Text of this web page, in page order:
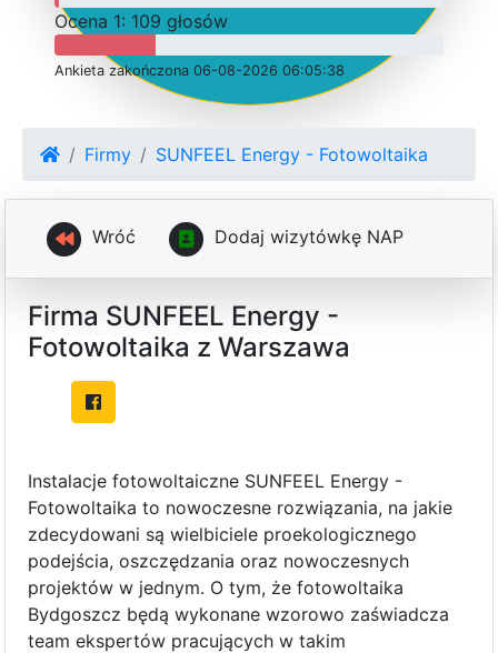
Ocena 1: 109 głosów
Ankieta zakończona 06-08-2026 06:05:38
Firmy SUNFEEL Energy - Fotowoltaika
Wróć Dodaj wizytówkę NAP
Firma SUNFEEL Energy -
Fotowoltaika z Warszawa
Instalacje fotowoltaiczne SUNFEEL Energy -
Fotowoltaika to nowoczesne rozwiązania, na jakie
zdecydowani są wielbiciele proekologicznego
podejścia, oszczędzania oraz nowoczesnych
projektów w jednym. O tym, że fotowoltaika
Bydgoszcz będą wykonane wzorowo zaświadcza
team ekspertów pracujących w takim